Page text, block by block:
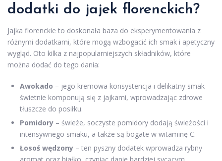
dodatki do jajek florenckich?
Jajka florenckie to doskonała baza do eksperymentowania z
różnymi dodatkami, które mogą wzbogacić ich smak i apetyczny
wygląd. Oto kilka z najpopularniejszych składników, które
można dodać do tego dania:
Awokado – jego kremowa konsystencja i delikatny smak
świetnie komponują się z jajkami, wprowadzając zdrowe
tłuszcze do posiłku.
Pomidory – świeże, soczyste pomidory dodają świeżości i
intensywnego smaku, a także są bogate w witaminę C.
Łosoś wędzony – ten pyszny dodatek wprowadza rybny
aromat oraz białko, czyniąc danie bardziej sycącym.